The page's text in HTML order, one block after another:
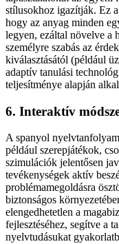
stílusokhoz igazítják. Ez
hogy az anyag minden
legyen, ezáltal növelve a
személyre szabás az
kiválasztásától (például
adaptív tanulási
teljesítménye alapján
6. Interaktív
A spanyol
például szerepjátékok,
szimulációk jelentősen
tevékenységek aktív
problémamegoldásra
biztonságos
elengedhetetlen a
fejlesztéséhez, segítve a
nyelvtudásukat